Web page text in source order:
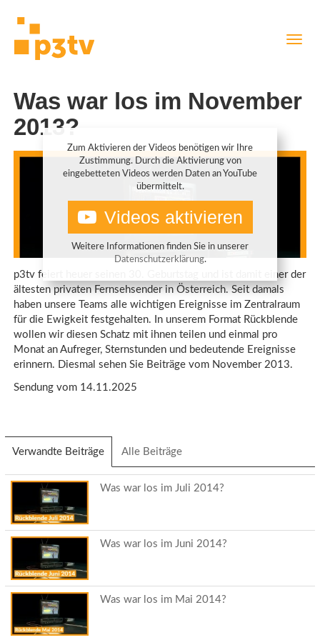
Was war los im November
2013?
Zum Aktivieren der Videos benötigen wir Ihre
Zustimmung. Durch die Aktivierung von
eingebetteten Videos werden Daten an YouTube
übermittelt.
Videos aktivieren
Weitere Informationen finden Sie in unserer
Datenschutzerklärung.
p3tv feiert heuer seinen 30. Geburtstag und ist damit einer der
ältesten privaten Fernsehsender in Österreich. Seit damals
haben unsere Teams alle wichtigen Ereignisse im Zentralraum
für die Ewigkeit festgehalten. In unserem Format Rückblende
wollen wir diesen Schatz mit ihnen teilen und einmal pro
Monat an Aufreger, Sternstunden und bedeutende Ereignisse
erinnern. Diesmal sehen Sie Beiträge vom November 2013.
Sendung vom 14.11.2025
Verwandte Beiträge (aktiver
Reiter)
Alle Beiträge
Was war los im Juli 2014?
Was war los im Juni 2014?
Was war los im Mai 2014?